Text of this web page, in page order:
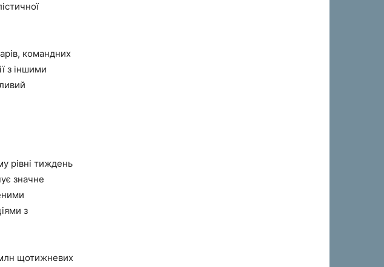
командних
з іншими
рівні тиждень
значне
з
щотижневих